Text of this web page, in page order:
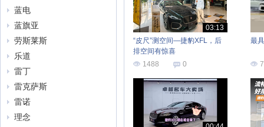
蓝电
蓝旗亚
劳斯莱斯
乐道
雷丁
雷克萨斯
雷诺
理念
03:13
“皮尺”测空间—捷豹XFL，后
排空间有惊喜
1488
0
最